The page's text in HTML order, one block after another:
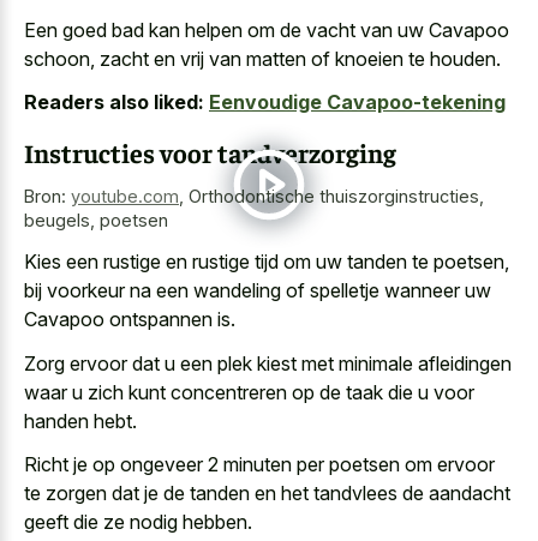
Een goed bad kan helpen om de vacht van uw Cavapoo
schoon, zacht en vrij van matten of knoeien te houden.
Readers also liked: Eenvoudige Cavapoo-tekening
Instructies voor tandverzorging
Bron: youtube.com Orthodontische thuiszorginstructies,
beugels, poetsen
Kies een rustige en rustige tijd om uw tanden te poetsen,
bij voorkeur na een wandeling of spelletje wanneer uw
Cavapoo ontspannen is.
Zorg ervoor dat u een plek kiest met minimale afleidingen
waar u zich kunt concentreren op de taak die u voor
handen hebt.
Richt je op ongeveer 2 minuten per poetsen om ervoor
te zorgen dat je de tanden en het tandvlees de aandacht
geeft die ze nodig hebben.